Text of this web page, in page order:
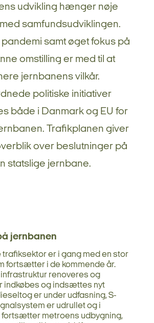
udvikling hænger nøje
samfundsudviklingen.
samt øget fokus på
omstilling er med til at
jernbanens vilkår.
politiske initiativer
både i Danmark og EU for
Trafikplanen giver
over beslutninger på
statslige jernbane.
jernbanen
trafiksektor er i gang med en stor
fortsætter i de kommende år.
renoveres og
indkøbes og indsættes nyt
er under udfasning, S-
er udrullet og i
fortsætter metroens udbygning,